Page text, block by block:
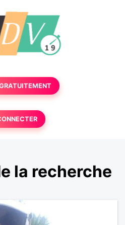
la recherche